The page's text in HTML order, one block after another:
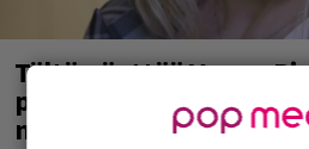
Tältä näyttää Vappu
perhelomalla
mekko”